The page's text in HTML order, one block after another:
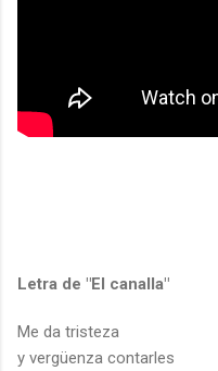
Letra de "El canalla"
Me da tristeza
y vergüenza contarles